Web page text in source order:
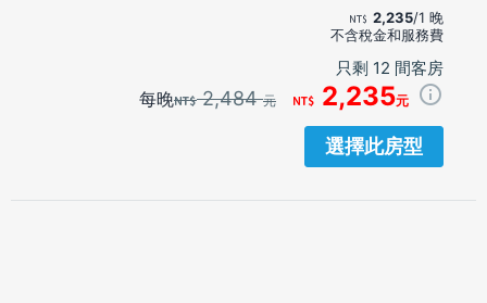
2,235/1 晚
不含稅金和服務費
只剩 12 間客房
每晚 2,484元 2,235元
選擇此房型